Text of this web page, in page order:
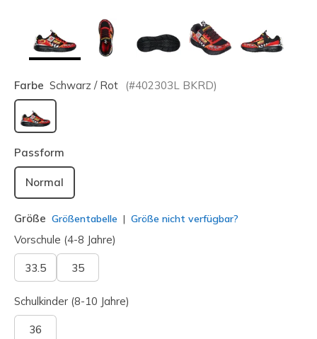
Farbe Schwarz / Rot (#402303L BKRD)
ausgewählt
Passform
Normal
Größe Größentabelle Größe nicht verfügbar?
Vorschule (4-8 Jahre)
33.5 35
Schulkinder (8-10 Jahre)
36